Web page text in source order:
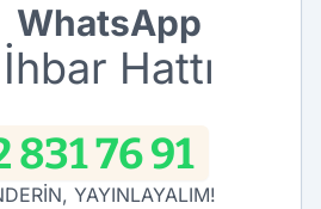
WhatsApp
İhbar Hattı
831 76 91
YAYINLAYALIM!